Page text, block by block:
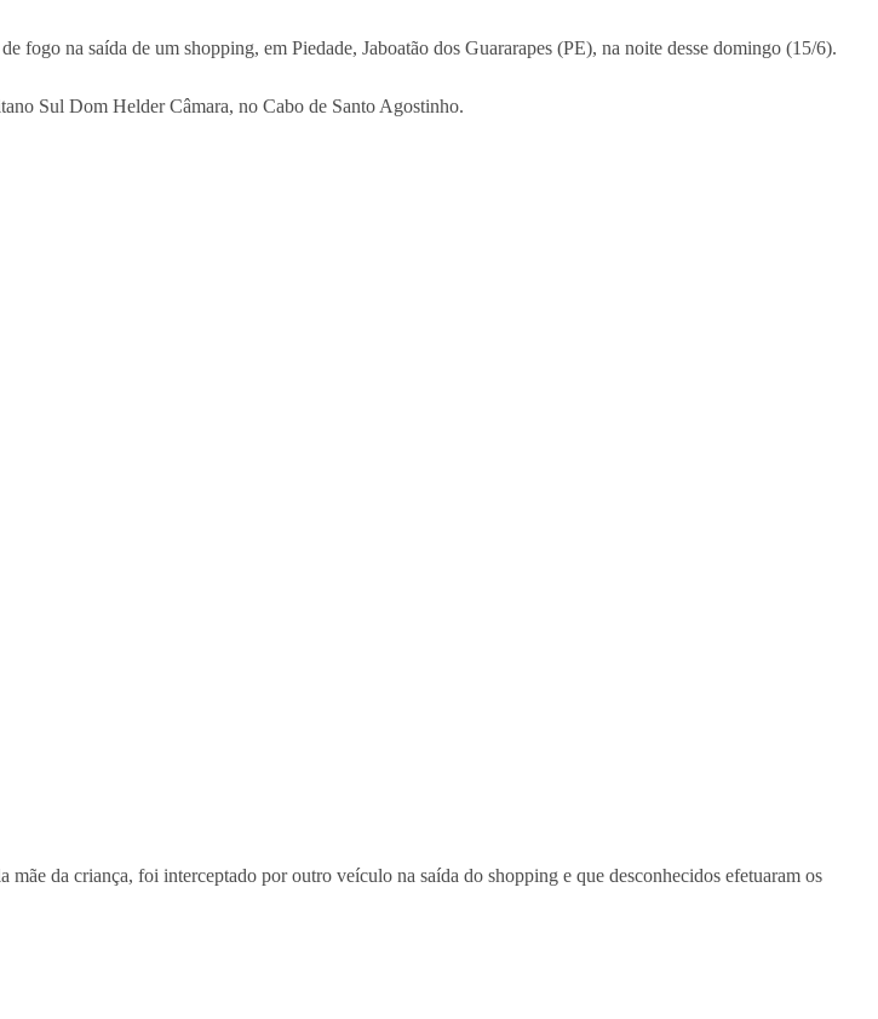
fogo na saída de um shopping, em Piedade, Jaboatão dos Guararapes (PE), na noite desse domingo (15/6).
Sul Dom Helder Câmara, no Cabo de Santo Agostinho.
da criança, foi interceptado por outro veículo na saída do shopping e que desconhecidos efetuaram os